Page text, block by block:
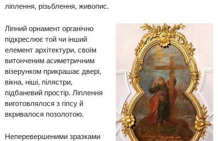
ліплення, різьблення, живопис.
Ліпний орнамент органічно
підкреслює той чи інший
елемент архітектури, своїм
витонченим асиметричним
візерунком прикрашає двері,
вікна, ніші, пілястри,
підбаневий простір. Ліплення
виготовлялося з гіпсу й
вкривалося позолотою.
Неперевершеними зразками